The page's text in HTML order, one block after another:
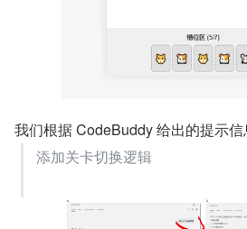
我们根据 CodeBuddy 给出的提示信
添加关卡切换逻辑